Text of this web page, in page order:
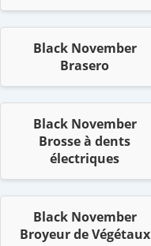
Black November
Brasero
Black November
Brosse à dents
électriques
Black November
Broyeur de Végétaux